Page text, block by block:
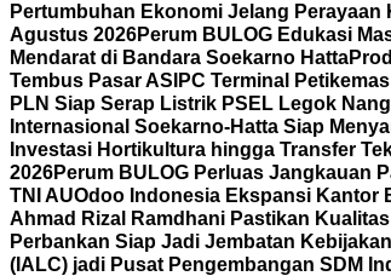
Pertumbuhan Ekonomi Jelang Perayaan
Agustus 2026Perum BULOG Edukasi
Mendarat di Bandara Soekarno Hatta
Tembus Pasar AS IPC Terminal
PLN Siap Serap Listrik PSEL Legok
Internasional Soekarno-Hatta Siap
Investasi Hortikultura hingga Transfer
2026Perum BULOG Perluas Jangkauan
TNI AUOdoo Indonesia Ekspansi Kantor
Ahmad Rizal Ramdhani Pastikan
Perbankan Siap Jadi Jembatan
(IALC) jadi Pusat Pengembangan SDM